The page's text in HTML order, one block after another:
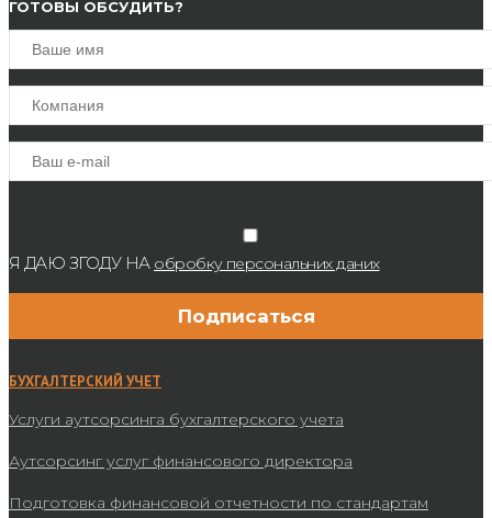
ГОТОВЫ ОБСУДИТЬ?
Я ДАЮ ЗГОДУ НА обробку персональних даних
БУХГАЛТЕРСКИЙ УЧЕТ
Услуги аутсорсинга бухгалтерского учета
Аутсорсинг услуг финансового директора
Подготовка финансовой отчетности по стандартам